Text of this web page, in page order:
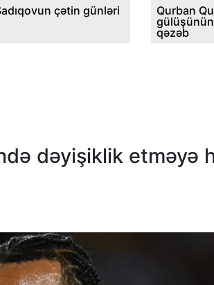
çətin günləri
Qurban
qəzəb
dəyişiklik etməyə